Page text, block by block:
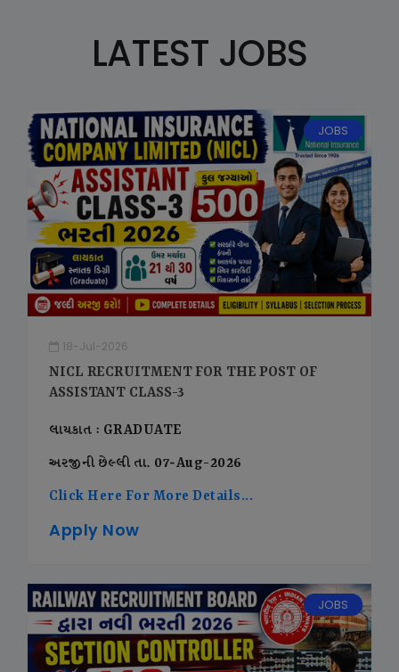
LATEST JOBS
JOBS
18-Jul-2026
NICL RECRUITMENT FOR THE POST OF
ASSISTANT CLASS-3
લાયકાત : GRADUATE
અરજીની છેલ્લી તા. 07-Aug-2026
Click Here For More Details...
Apply Now
JOBS